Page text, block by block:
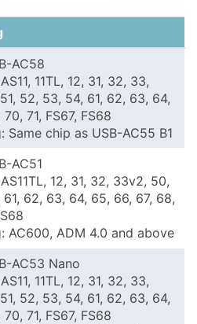
AC58
11TL, 12, 31, 32, 33,
52, 53, 54, 61, 62, 63, 64,
71, FS67, FS68
Same chip as USB-AC55 B1
AC51
12, 31, 32, 33v2, 50,
62, 63, 64, 65, 66, 67, 68,
AC600, ADM 4.0 and above
AC53 Nano
11TL, 12, 31, 32, 33,
52, 53, 54, 61, 62, 63, 64,
71, FS67, FS68